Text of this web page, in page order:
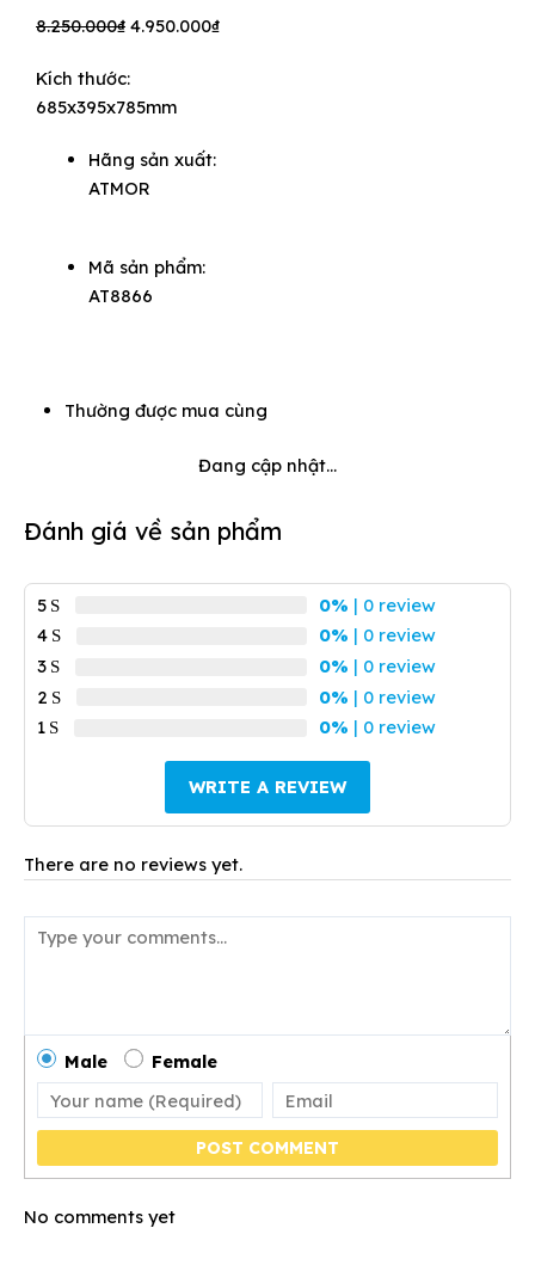
8.250.000₫ Original
was:
8.250.000₫.
4.950.000₫Current
Kích thước:
685x395x785mm
Hãng sản xuất:
ATMOR
Mã sản phẩm:
AT8866
Thường được mua cùng
Đang cập nhật...
Đánh giá về sản phẩm
5 0% | 0 review
4
0% | 0 review
3
0% | 0 review
2
0% | 0 review
1
0% | 0 review
WRITE A REVIEW
There are no reviews yet.
Male Female
POST COMMENT
No comments yet